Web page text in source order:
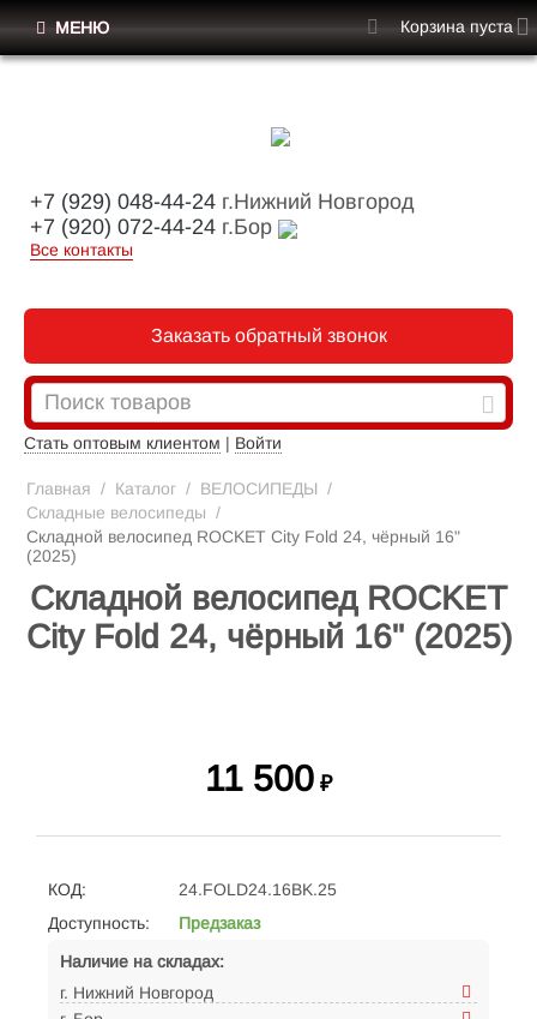
+7 (929) 048-44-24 г.Нижний Новгород
+7 (920) 072-44-24 г.Бор
Все контакты
Заказать обратный звонок
Стать оптовым клиентом | Войти
МЕНЮ Корзина пуста
Главная / Каталог / ВЕЛОСИПЕДЫ /
Складные велосипеды /
Складной велосипед ROCKET City Fold 24, чёрный 16"
(2025)
Складной велосипед ROCKET
City Fold 24, чёрный 16" (2025)
11 500 ₽
КОД:
24.FOLD24.16BK.25
Доступность:
Предзаказ
Наличие на складах:
г. Нижний Новгород